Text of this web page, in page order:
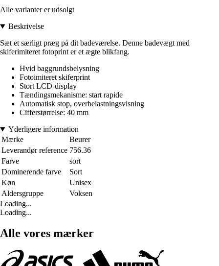
Alle varianter er udsolgt
Beskrivelse
Sæt et særligt præg på dit badeværelse. Denne badevægt med
skiferimiteret fotoprint er et ægte blikfang.
Hvid baggrundsbelysning
Fotoimiteret skiferprint
Stort LCD-display
Tændingsmekanisme: start rapide
Automatisk stop, overbelastningsvisning
Cifferstørrelse: 40 mm
Yderligere information
Mærke
Beurer
Leverandør reference 756.36
Farve
sort
Dominerende farve
Sort
Køn
Unisex
Aldersgruppe
Voksen
Loading...
Loading...
Alle vores mærker